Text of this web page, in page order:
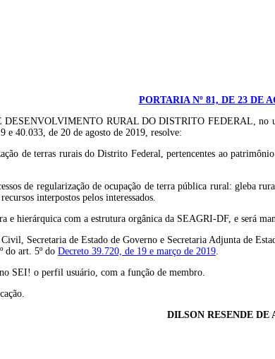
PORTARIA Nº 81, DE 23 DE
RURAL DO DISTRITO FEDERAL, no
e 40.033, de 20 de agosto de 2019, resolve:
de terras rurais do Distrito Federal, pertencentes ao
de regularização de ocupação de terra pública rural: gleba
interpostos pelos interessados.
e hierárquica com a estrutura orgânica da SEAGRI-DF, e será
Secretaria de Estado de Governo e Secretaria Adjunta de
do art. 5º do Decreto 39.720, de 19 e março de 2019.
SEI! o perfil usuário, com a função de membro.
DILSON RESENDE DE